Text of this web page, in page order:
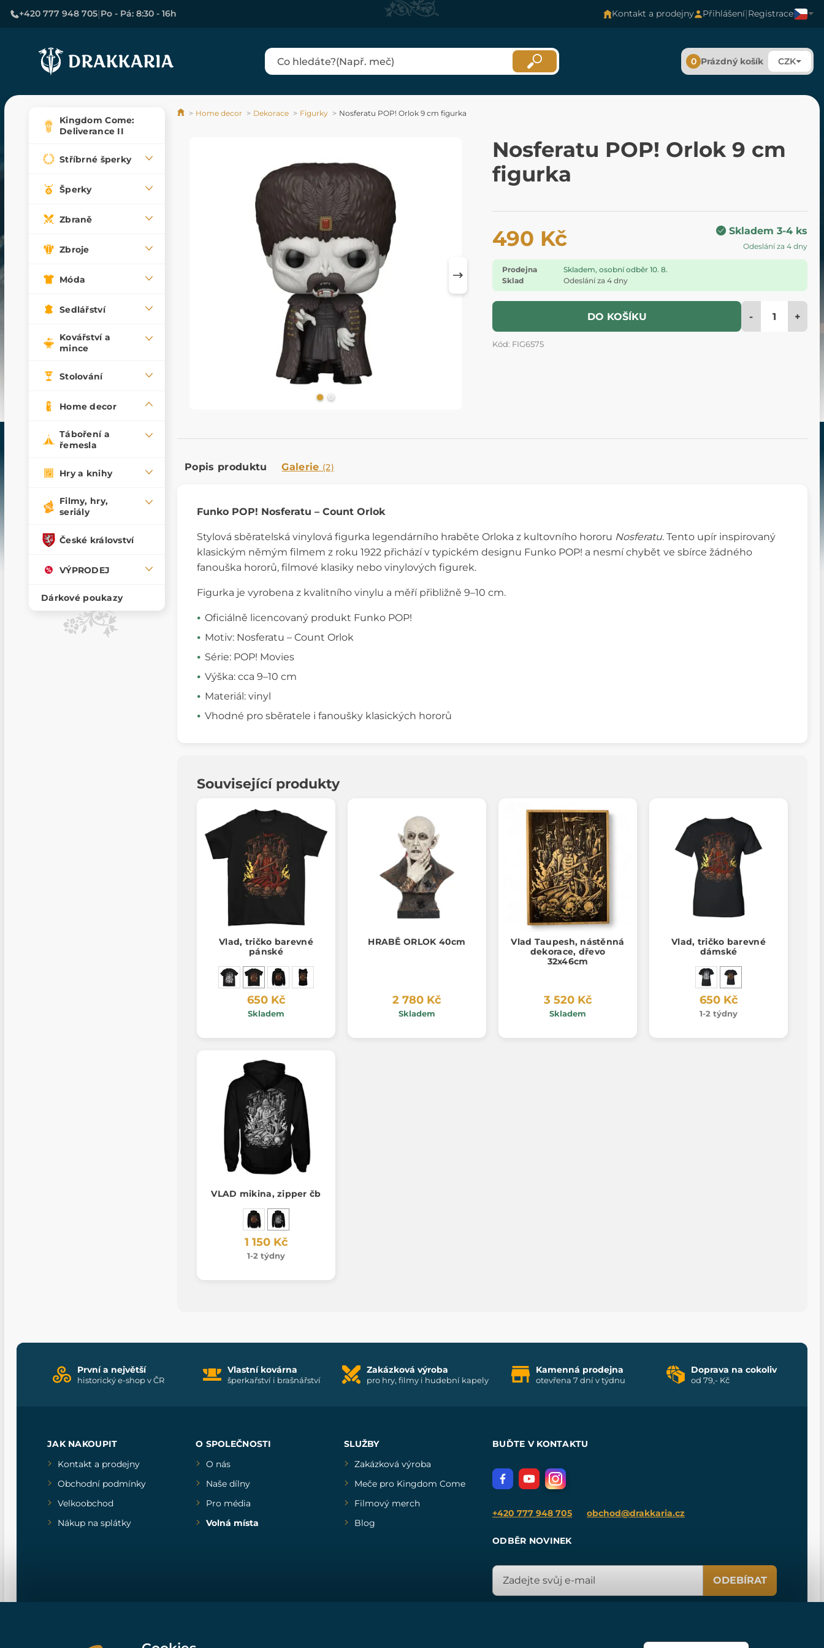
+420 777 948 705|Po - Pá: 8:30 - 16h Kontakt a prodejny Přihlášení|Registrace
0 Prázdný košík CZK
Kingdom Come:
Deliverance II
Stříbrné šperky
Šperky
Zbraně
Zbroje
Móda
Sedlářství
Kovářství a
mince
Stolování
Home decor
Táboření a
řemesla
Hry a knihy
Filmy, hry,
seriály
České království
VÝPRODEJ
Dárkové poukazy
Home decor Dekorace Figurky Nosferatu POP! Orlok 9 cm figurka
Nosferatu POP! Orlok 9 cm
figurka
490 Kč Skladem 3-4 ks
Odeslání za 4 dny
Prodejna
Skladem, osobní odběr 10. 8.
Sklad
Odeslání za 4 dny
DO KOŠÍKU - +
Kód: FIG6575
Popis produktu Galerie (2)
Funko POP! Nosferatu – Count Orlok
Stylová sběratelská vinylová figurka legendárního hraběte Orloka z kultovního hororu Nosferatu. Tento upír inspirovaný
klasickým němým filmem z roku 1922 přichází v typickém designu Funko POP! a nesmí chybět ve sbírce žádného
fanouška hororů, filmové klasiky nebo vinylových figurek.
Figurka je vyrobena z kvalitního vinylu a měří přibližně 9–10 cm.
Oficiálně licencovaný produkt Funko POP!
Motiv: Nosferatu – Count Orlok
Série: POP! Movies
Výška: cca 9–10 cm
Materiál: vinyl
Vhodné pro sběratele i fanoušky klasických hororů
Související produkty
Vlad, tričko barevné
pánské
650 Kč
Skladem
HRABĚ ORLOK 40cm
2 780 Kč
Skladem
Vlad Taupesh, nástěnná
dekorace, dřevo
32x46cm
3 520 Kč
Skladem
Vlad, tričko barevné
dámské
650 Kč
1-2 týdny
VLAD mikina, zipper čb
1 150 Kč
1-2 týdny
První a největší
historický e-shop v ČR
Vlastní kovárna
šperkařství i brašnářství
Zakázková výroba
pro hry, filmy i hudební kapely
Kamenná prodejna
otevřena 7 dní v týdnu
Doprava na cokoliv
od 79,- Kč
JAK NAKOUPIT
Kontakt a prodejny
Obchodní podmínky
Velkoobchod
Nákup na splátky
O SPOLEČNOSTI
O nás
Naše dílny
Pro média
Volná místa
SLUŽBY
Zakázková výroba
Meče pro Kingdom Come
Filmový merch
Blog
BUĎTE V KONTAKTU
+420 777 948 705 obchod@drakkaria.cz
ODBĚR NOVINEK
ODEBÍRAT